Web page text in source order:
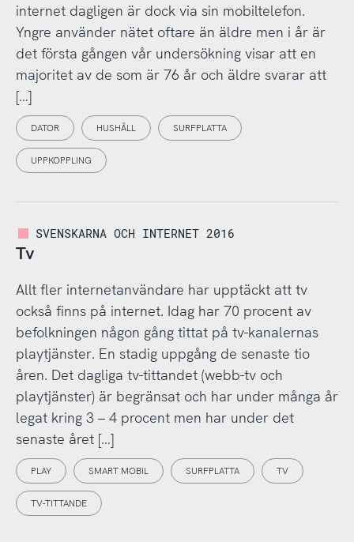
internet dagligen är dock via sin mobiltelefon.
Yngre använder nätet oftare än äldre men i år är
det första gången vår undersökning visar att en
majoritet av de som är 76 år och äldre svarar att
[…]
DATOR HUSHÅLL SURFPLATTA
UPPKOPPLING
SVENSKARNA OCH INTERNET 2016
Tv
Allt fler internetanvändare har upptäckt att tv
också finns på internet. Idag har 70 procent av
befolkningen någon gång tittat på tv-kanalernas
playtjänster. En stadig uppgång de senaste tio
åren. Det dagliga tv-tittandet (webb-tv och
playtjänster) är begränsat och har under många år
legat kring 3 – 4 procent men har under det
senaste året […]
PLAY SMART MOBIL SURFPLATTA TV
TV-TITTANDE